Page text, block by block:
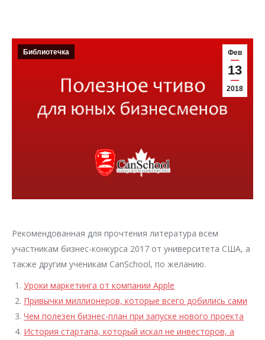
Фев
13
2018
Библиотечка
Рекомендованная для прочтения литература всем
участникам бизнес-конкурса 2017 от университета США, а
также другим ученикам CanSchool, по желанию.
Уроки маркетинга от компании Apple
Привычки миллионеров, которые всего добились сами
Чем полезен бизнес-план при запуске нового проекта
История стартапа, который искал не инвесторов, а